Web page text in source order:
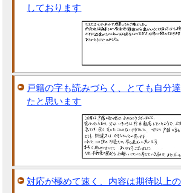
しております
戸籍の字も読みづらく、とても自分
たと思います
対応が極めて速く、内容は期待以上